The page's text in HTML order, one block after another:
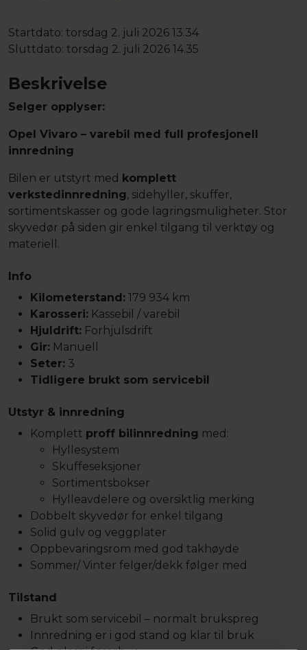
Startdato: torsdag 2. juli 2026 13.34
Sluttdato: torsdag 2. juli 2026 14.35
Beskrivelse
Selger opplyser:
Opel Vivaro – varebil med full profesjonell
innredning
Bilen er utstyrt med komplett
verkstedinnredning, sidehyller, skuffer,
sortimentskasser og gode lagringsmuligheter. Stor
skyvedør på siden gir enkel tilgang til verktøy og
materiell.
Info
Kilometerstand: 179 934 km
Karosseri: Kassebil / varebil
Hjuldrift: Forhjulsdrift
Gir: Manuell
Seter: 3
Tidligere brukt som servicebil
Utstyr & innredning
Komplett proff bilinnredning med:
Hyllesystem
Skuffeseksjoner
Sortimentsbokser
Hylleavdelere og oversiktlig merking
Dobbelt skyvedør for enkel tilgang
Solid gulv og veggplater
Oppbevaringsrom med god takhøyde
Sommer/ Vinter felger/dekk følger med
Tilstand
Brukt som servicebil – normalt brukspreg
Innredning er i god stand og klar til bruk